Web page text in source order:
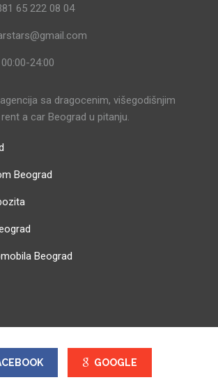
65 222 08 04
24:00
sa dragocenim, višegodišnjim
a car Beograd u pitanju.
Beograd
Beograd
GOOGLE